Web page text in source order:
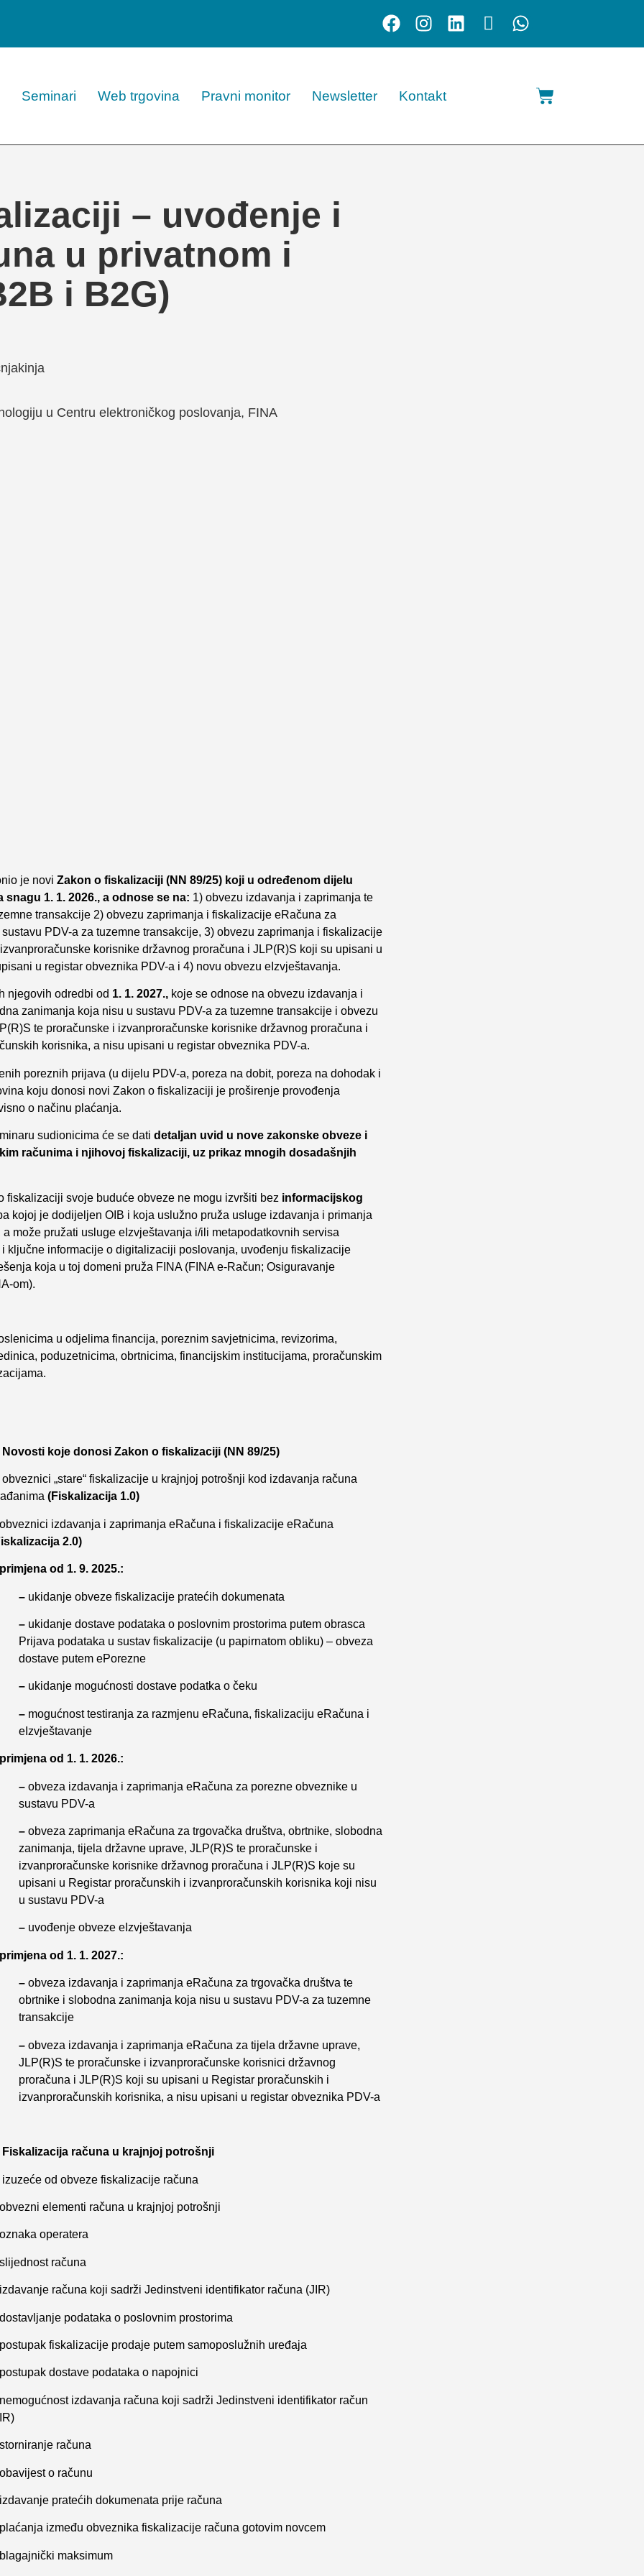
Seminari Web trgovina Pravni monitor Newsletter Kontakt
– uvođenje i
u privatnom i
i B2G)
u Centru elektroničkog poslovanja, FINA
je novi Zakon o fiskalizaciji (NN 89/25) koji u određenom dijelu
1. 1. 2026., a odnose se na: 1) obvezu izdavanja i zaprimanja te
transakcije 2) obvezu zaprimanja i fiskalizacije eRačuna za
PDV-a za tuzemne transakcije, 3) obvezu zaprimanja i fiskalizacije
korisnike državnog proračuna i JLP(R)S koji su upisani u
u registar obveznika PDV-a i 4) novu obvezu eIzvještavanja.
njegovih odredbi od 1. 1. 2027., koje se odnose na obvezu izdavanja i
zanimanja koja nisu u sustavu PDV-a za tuzemne transakcije i obvezu
te proračunske i izvanproračunske korisnike državnog proračuna i
korisnika, a nisu upisani u registar obveznika PDV-a.
poreznih prijava (u dijelu PDV-a, poreza na dobit, poreza na dohodak i
koju donosi novi Zakon o fiskalizaciji je proširenje provođenja
o načinu plaćanja.
sudionicima će se dati detaljan uvid u nove zakonske obveze i
računima i njihovoj fiskalizaciji, uz prikaz mnogih dosadašnjih
svoje buduće obveze ne mogu izvršiti bez informacijskog
kojoj je dodijeljen OIB i koja uslužno pruža usluge izdavanja i primanja
može pružati usluge eIzvještavanja i/ili metapodatkovnih servisa
ključne informacije o digitalizaciji poslovanja, uvođenju fiskalizacije
koja u toj domeni pruža FINA (FINA e-Račun; Osiguravanje
om).
u odjelima financija, poreznim savjetnicima, revizorima,
poduzetnicima, obrtnicima, financijskim institucijama, proračunskim
Novosti koje donosi Zakon o fiskalizaciji (NN 89/25)
obveznici „stare“ fiskalizacije u krajnjoj potrošnji kod izdavanja računa
(Fiskalizacija 1.0)
obveznici izdavanja i zaprimanja eRačuna i fiskalizacije eRačuna
2.0)
od 1. 9. 2025.:
– ukidanje obveze fiskalizacije pratećih dokumenata
– ukidanje dostave podataka o poslovnim prostorima putem obrasca
Prijava podataka u sustav fiskalizacije (u papirnatom obliku) – obveza
dostave putem ePorezne
– ukidanje mogućnosti dostave podatka o čeku
– mogućnost testiranja za razmjenu eRačuna, fiskalizaciju eRačuna i
eIzvještavanje
od 1. 1. 2026.:
– obveza izdavanja i zaprimanja eRačuna za porezne obveznike u
sustavu PDV-a
– obveza zaprimanja eRačuna za trgovačka društva, obrtnike, slobodna
zanimanja, tijela državne uprave, JLP(R)S te proračunske i
izvanproračunske korisnike državnog proračuna i JLP(R)S koje su
upisani u Registar proračunskih i izvanproračunskih korisnika koji nisu
u sustavu PDV-a
– uvođenje obveze eIzvještavanja
od 1. 1. 2027.:
– obveza izdavanja i zaprimanja eRačuna za trgovačka društva te
obrtnike i slobodna zanimanja koja nisu u sustavu PDV-a za tuzemne
transakcije
– obveza izdavanja i zaprimanja eRačuna za tijela državne uprave,
JLP(R)S te proračunske i izvanproračunske korisnici državnog
proračuna i JLP(R)S koji su upisani u Registar proračunskih i
izvanproračunskih korisnika, a nisu upisani u registar obveznika PDV-a
Fiskalizacija računa u krajnjoj potrošnji
izuzeće od obveze fiskalizacije računa
elementi računa u krajnjoj potrošnji
operatera
računa
računa koji sadrži Jedinstveni identifikator računa (JIR)
podataka o poslovnim prostorima
fiskalizacije prodaje putem samoposlužnih uređaja
dostave podataka o napojnici
izdavanja računa koji sadrži Jedinstveni identifikator račun
računa
o računu
pratećih dokumenata prije računa
između obveznika fiskalizacije računa gotovim novcem
maksimum